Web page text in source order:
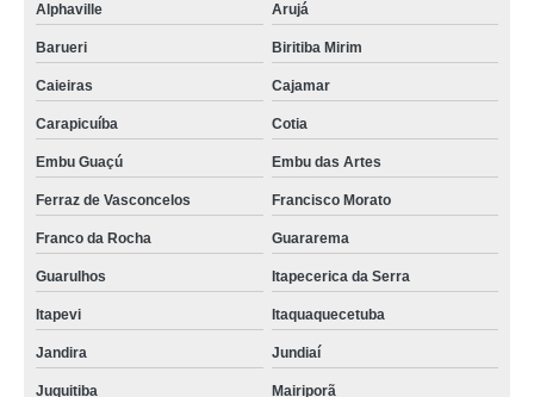
Alphaville
Arujá
Barueri Biritiba Mirim
Caieiras Cajamar
Carapicuíba Cotia
Embu Guaçú Embu das Artes
Ferraz de Vasconcelos Francisco Morato
Franco da Rocha Guararema
Guarulhos Itapecerica da Serra
Itapevi Itaquaquecetuba
Jandira Jundiaí
Juquitiba Mairiporã